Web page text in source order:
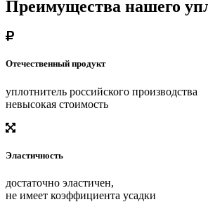
Преимущества нашего
Отечественный продукт
уплотнитель российского производства
невысокая стоимость
Эластичность
достаточно эластичен,
не имеет коэффициента усадки